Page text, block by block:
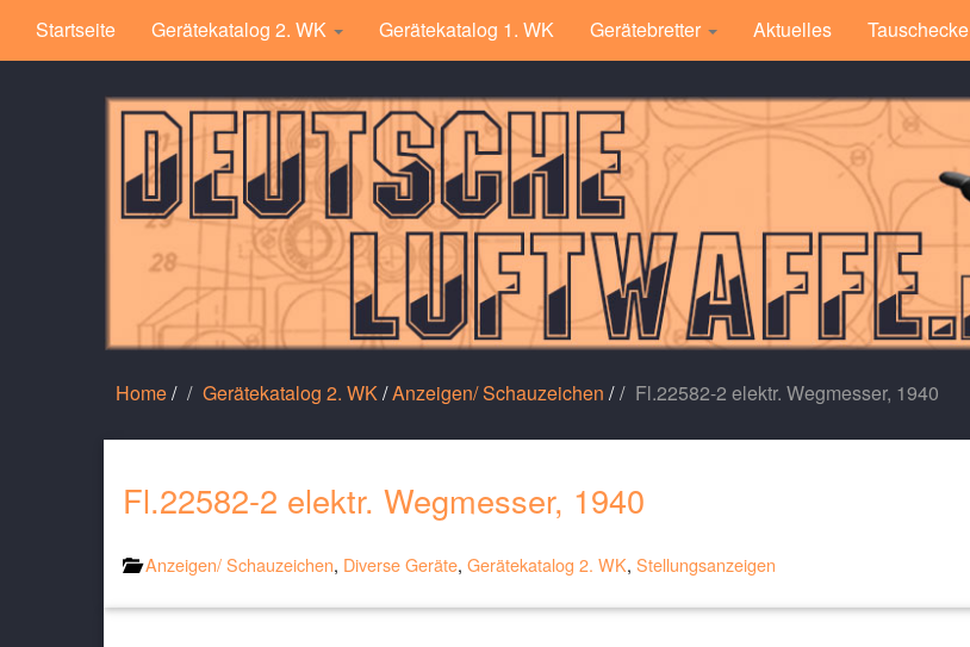
Startseite Gerätekatalog 2. WK Gerätekatalog 1. WK Gerätebretter Aktuelles Tauschecke
Home/ Gerätekatalog 2. WK /Anzeigen/ Schauzeichen / Fl.22582-2 elektr. Wegmesser, 1940
Fl.22582-2 elektr. Wegmesser, 1940
Anzeigen/ Schauzeichen, Diverse Geräte, Gerätekatalog 2. WK, Stellungsanzeigen